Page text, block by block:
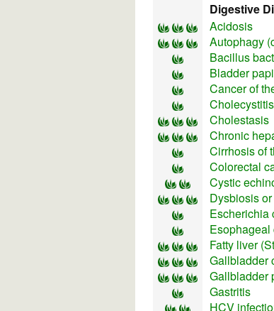
Digestive
Acidosis
Autophagy
Bacillus
Bladder
Cancer of
Cholestasis
Chronic
Cirrhosis of
Colorectal
Cystic
Dysbiosis
Escherichia
Esophageal
Fatty liver
Gallbladder
Gallbladder
Gastritis
HCV